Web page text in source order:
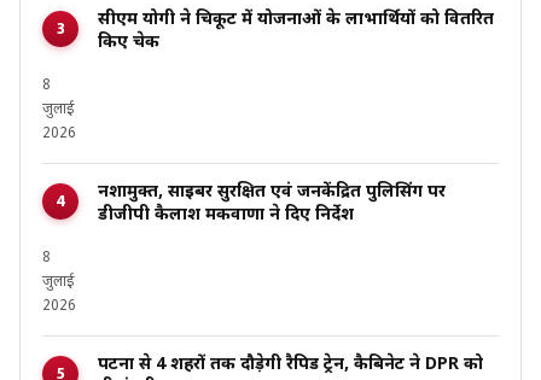
सीएम योगी ने चित्रकूट में योजनाओं के लाभार्थियों को वितरित
किए चेक
8
जुलाई
2026
नशामुक्त, साइबर सुरक्षित एवं जनकेंद्रित पुलिसिंग पर
डीजीपी कैलाश मकवाणा ने दिए निर्देश
8
जुलाई
2026
पटना से 4 शहरों तक दौड़ेगी रैपिड ट्रेन, कैबिनेट ने DPR को